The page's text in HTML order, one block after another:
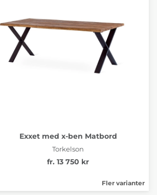
Exxet med x-ben Matbord
Torkelson
fr. 13 750 kr
Fler varianter